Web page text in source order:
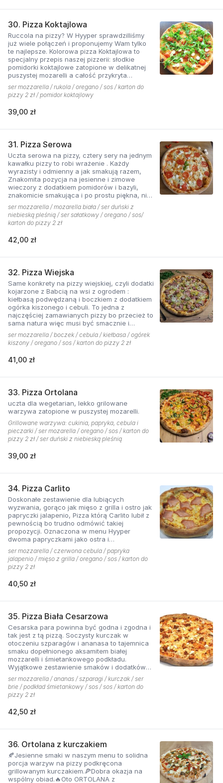
30. Pizza Koktajlowa
Ruccola na pizzy? W Hyyper sprawdzilliśmy
już wiele połączeń i proponujemy Wam tylko
te najlepsze. Kolorowa pizza Koktajlowa to
specjalny przepis naszej pizzerii: słodkie
pomidorki koktajlowe zatopione w delikatnej
puszystej mozarelli a całość przykryta
ostrawą w smaku sałatą! To bardzo włoska w
smaku i wyglądzie pizza.
ser mozzarella / rukola / oregano / sos / karton do
pizzy 2 zł / pomidor koktajlowy
39,00 zł
31. Pizza Serowa
Uczta serowa na pizzy, cztery sery na jednym
kawałku pizzy to robi wrażenie . Każdy
wyrazisty i odmienny a jak smakują razem,
Znakomita pozycja na jesienne i zimowe
wieczory z dodatkiem pomidorów i bazyli,
znakomicie smakująca i po prostu piękna, nie
sposób się oprzeć pokusie .
ser mozzarella / mozarella biała / ser duński z
niebieską pleśnią / ser sałatkowy / oregano / sos/
karton do pizzy 2 zł
42,00 zł
32. Pizza Wiejska
Same konkrety na pizzy wiejskiej, czyli dodatki
kojarzone z Babcią na wsi z ogrodem :
kiełbasą podwędzaną i boczkiem z dodatkiem
ogórka kiszonego i cebuli. To jedna z
najczęściej zamawianych pizzy bo przecież to
sama natura więc musi być smacznie i
naturalne . Najlepsza jest z sosem ostrym
pomidorowym!
ser mozzarella / boczek / cebula / kiełbasa / ogórek
kiszony / oregano / sos / karton do pizzy 2 zł
41,00 zł
33. Pizza Ortolana
uczta dla wegetarian, lekko grilowane
warzywa zatopione w puszystej mozarelli.
Grillowane warzywa: cukinia, papryka, cebula i
pieczarki / ser mozarella / oregano / sos / karton do
pizzy 2 zł / ser duński z niebieską pleśnią
39,00 zł
34. Pizza Carlito
Doskonałe zestawienie dla lubiących
wyzwania, gorąco jak mięso z grilla i ostro jak
papryczki jalapenio, Pizza którą Carlito lubił z
pewnością bo trudno odmówić takiej
propozycji. Oznaczona w menu Hyyper
dwoma papryczkami jako ostra i
niebezpieczna.
ser mozzarella / czerwona cebula / papryka
jalapenio / mięso z grilla / oregano / sos / karton do
pizzy 2 zł
40,50 zł
35. Pizza Biała Cesarzowa
Cesarska para powinna być godna i zgodna i
tak jest z tą pizzą. Soczysty kurczak w
otoczeniu szparagów i ananasa to tajemnica
smaku dopełnionego aksamitem białej
mozzarelli i śmietankowego podkładu.
Wyjątkowe zestawienie smaków i dodatków
które tworzą jedną z najchętniej zamawianych
pizzy z menu pizzerii Hyyper
ser mozzarella / ananas / szparagi / kurczak / ser
brie / podkład śmietankowy / sos / sos / karton do
pizzy 2 zł
42,50 zł
36. Ortolana z kurczakiem
🍂Jesienne smaki w naszym menu to solidna
porcja warzyw na pizzy podkręcona
grillowanym kurczakiem.🍕Dobra okazja na
wspólny obiad.🔥Oto ORTOLANA z